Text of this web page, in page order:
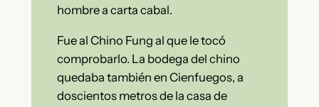
hombre a carta cabal.
Fue al Chino Fung al que le tocó
comprobarlo. La bodega del chino
quedaba también en Cienfuegos, a
doscientos metros de la casa de